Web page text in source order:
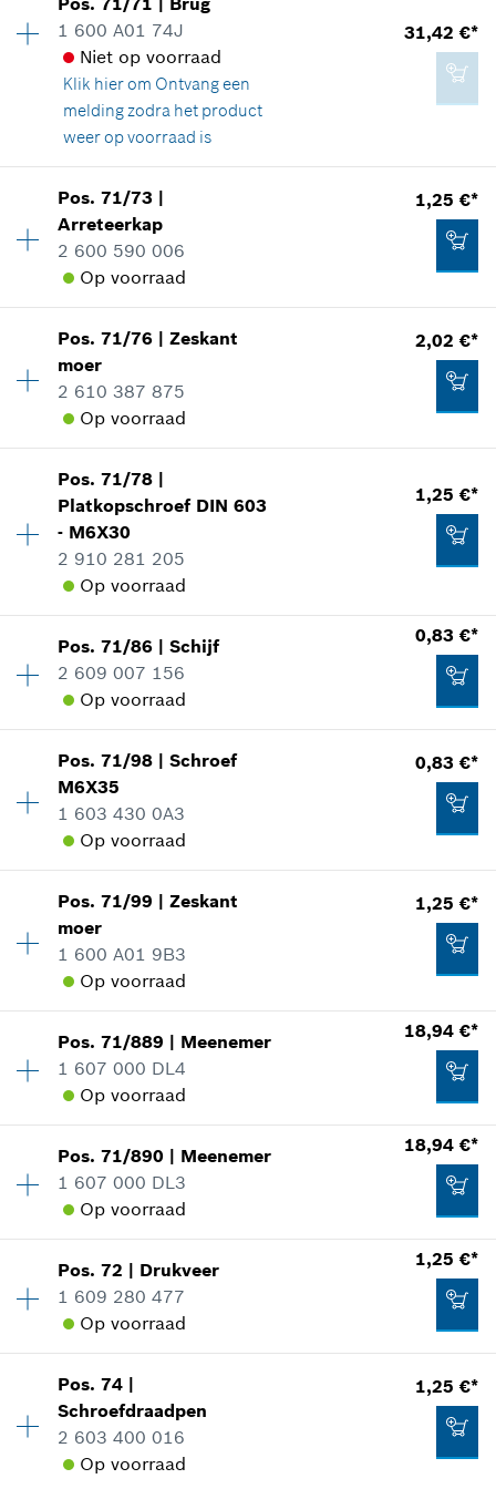
Aan winkelwagen toevoegen
0,83 €*
Prijs incl. BTW
Aan winkelwagen toevoegen
34,81 €*
Aan winkelwagen toevoegen
Prijsgroep:17
reserveonderdelen informatie
Toepassingsinstructie
In weergave tonen
4,15 €*
*Prijs incl. BTW
Aan winkelwagen toevoegen
1 600 A01 74J
Niet op voorraad
Klik hier om Ontvang een
melding zodra het product
weer op voorraad is
31,42 €*
Beschikbaarheid
Prijsgroep:33
reserveonderdelen informatie
Toepassingsinstructie
In weergave tonen
31,42 €*
Prijs incl. BTW
Aan winkelwagen toevoegen
Pos.71/73 |
Arreteerkap
2 600 590 006
Op voorraad
1,25 €*
Beschikbaarheid 1
Prijsgroep
reserveonderdelen informatie
Toepassingsinstructie
In weergave tonen
1,25 €*
Aan winkelwagen toevoegen
Pos.71/76 |Zeskant
moer
2 610 387 875
Op voorraad
2,02 €*
Beschikbaarheid
Prijsgroep:13
reserveonderdelen informatie
Toepassingsinstructie
In weergave tonen
2,02 €*
Prijs incl. BTW
Aan winkelwagen toevoegen
Pos.71/78 |
Platkopschroef DIN 603
- M6X30
2 910 281 205
Op voorraad
1,25 €*
Beschikbaarheid 1
Prijsgroep :11
reserveonderdelen informatie
Toepassingsinstructie
In weergave tonen
1,25 €*
Pos.71/86 |Schijf
2 609 007 156
Op voorraad
0,83 €*
Prijsgroep:10
reserveonderdelen informatie
Toepassingsinstructie
0,83 €*
Aan winkelwagen toevoegen
Pos.71/98 |Schroef
M6X35
1 603 430 0A3
Op voorraad
0,83 €*
Prijsgroep:10
reserveonderdelen informatie
Toepassingsinstructie
0,83 €*
*Prijs incl. BTW
Pos.71/99 |Zeskant
moer
1 600 A01 9B3
Op voorraad
1,25 €*
Prijsgroep:11
reserveonderdelen informatie
1,25 €*
*Prijs incl. BTW
Pos.71/889 | Meenemer
1 607 000 DL4
Op voorraad
18,94 €*
Beschikbaarheid 1
Prijsgroep :29
reserveonderdelen informatie
Toepassingsinstructie
In weergave tonen
18,94 €*
Pos.71/890 | Meenemer
1 607 000 DL3
Op voorraad
18,94 €*
Beschikbaarheid 1
Prijsgroep :29
reserveonderdelen informatie
Toepassingsinstructie
In weergave tonen
Pos.72 | Drukveer
1 609 280 477
Op voorraad
1,25 €*
Beschikbaarheid
Prijsgroep:11
reserveonderdelen informatie
Toepassingsinstructie
Pos.74 |
Schroefdraadpen
2 603 400 016
Op voorraad
1,25 €*